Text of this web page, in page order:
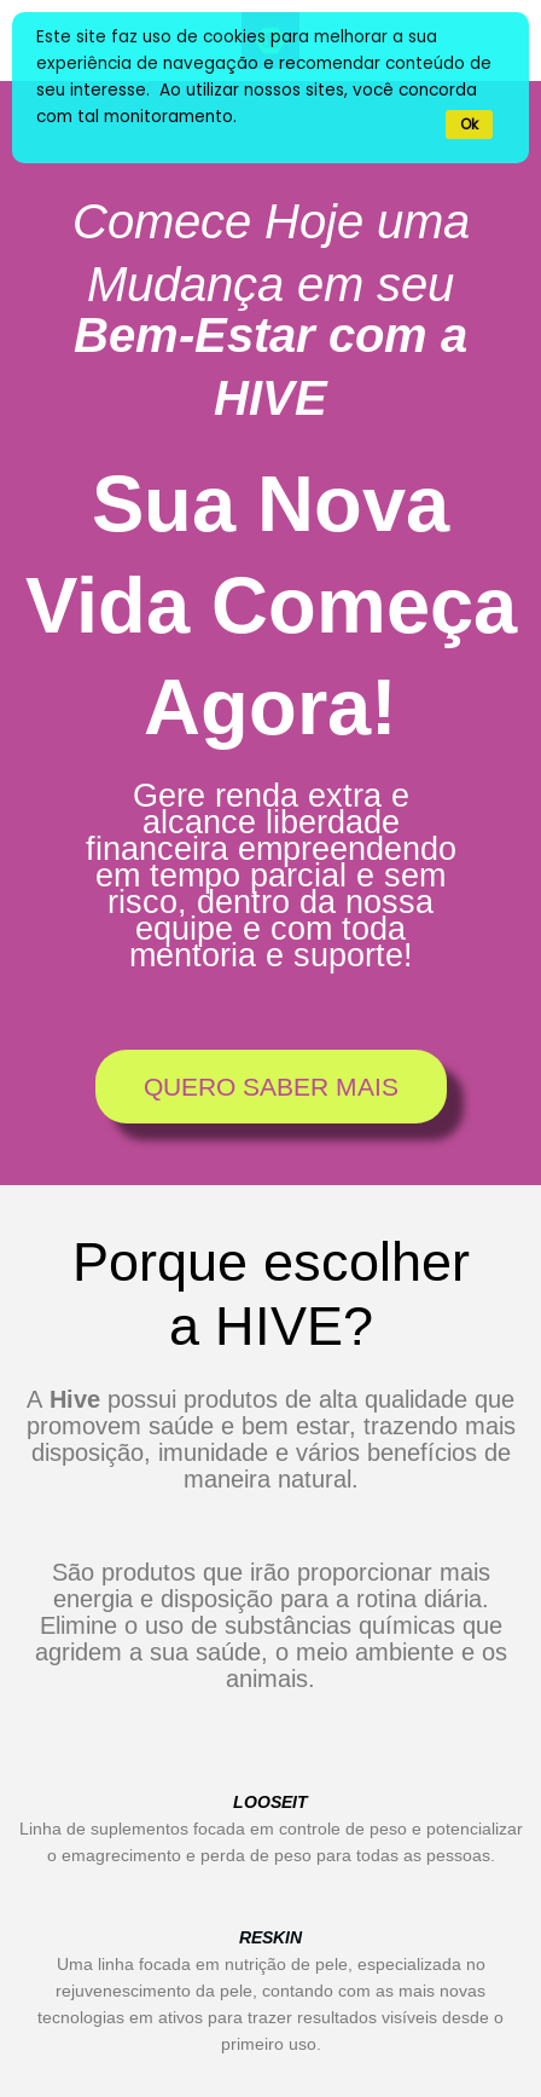
Comece Hoje uma
Mudança em seu
Bem-Estar com a
HIVE
Sua Nova
Vida Começa
Agora!
Gere renda extra e
alcance liberdade
financeira empreendendo
em tempo parcial e sem
risco, dentro da nossa
equipe e com toda
mentoria e suporte!
QUERO SABER MAIS
Porque escolher
a HIVE?
A Hive possui produtos de alta qualidade que
promovem saúde e bem estar, trazendo mais
disposição, imunidade e vários benefícios de
maneira natural.
São produtos que irão proporcionar mais
energia e disposição para a rotina diária.
Elimine o uso de substâncias químicas que
agridem a sua saúde, o meio ambiente e os
animais.
LOOSEIT
Linha de suplementos focada em controle de peso e potencializar
o emagrecimento e perda de peso para todas as pessoas.
RESKIN
Uma linha focada em nutrição de pele, especializada no
rejuvenescimento da pele, contando com as mais novas
tecnologias em ativos para trazer resultados visíveis desde o
primeiro uso.
Este site faz uso de cookies para melhorar a sua
experiência de navegação e recomendar conteúdo de
seu interesse. Ao utilizar nossos sites, você concorda
com tal monitoramento.
Ok